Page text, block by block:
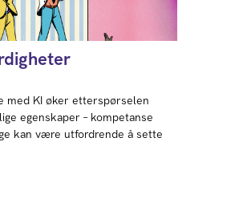
med KI øker etterspørselen
egenskaper – kompetanse
kan være utfordrende å sette